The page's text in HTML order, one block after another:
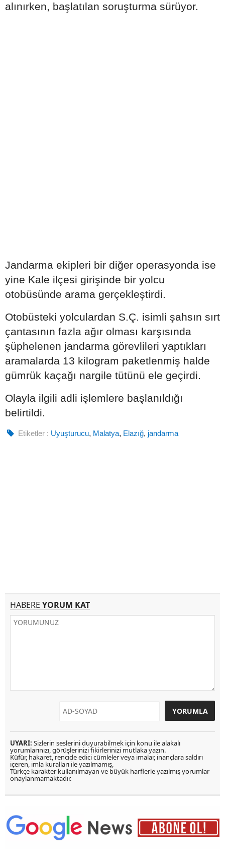
alınırken, başlatılan soruşturma sürüyor.
Jandarma ekipleri bir diğer operasyonda ise
yine Kale ilçesi girişinde bir yolcu
otobüsünde arama gerçekleştirdi.
Otobüsteki yolculardan S.Ç. isimli şahsın sırt
çantasının fazla ağır olması karşısında
şüphelenen jandarma görevlileri yaptıkları
aramalarda 13 kilogram paketlenmiş halde
gümrük kaçağı nargile tütünü ele geçirdi.
Olayla ilgili adli işlemlere başlanıldığı
belirtildi.
Etiketler : Uyuşturucu, Malatya, Elazığ, jandarma
HABERE YORUM KAT
UYARI: Sizlerin seslerini duyurabilmek için konu ile alakalı
yorumlarınızı, görüşlerinizi fikirlerinizi mutlaka yazın.
Küfür, hakaret, rencide edici cümleler veya imalar, inançlara saldırı
içeren, imla kuralları ile yazılmamış,
Türkçe karakter kullanılmayan ve büyük harflerle yazılmış yorumlar
onaylanmamaktadır.